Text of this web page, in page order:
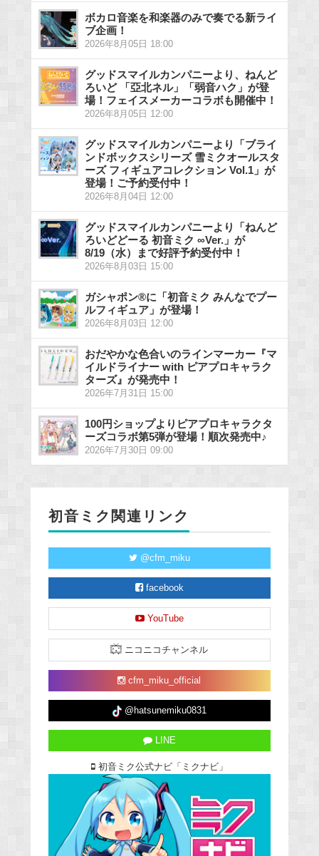
ボカロ音楽を和楽器のみで奏でる新ライ
ブ企画！
2026年8月05日 18:00
グッドスマイルカンパニーより、ねんど
ろいど 「亞北ネル」「弱音ハク」が登
場！フェイスメーカーコラボも開催中！
2026年8月05日 12:00
グッドスマイルカンパニーより「ブライ
ンドボックスシリーズ 雪ミクオールスタ
ーズ フィギュアコレクション Vol.1」が
登場！ご予約受付中！
2026年8月04日 12:00
グッドスマイルカンパニーより「ねんど
ろいどどーる 初音ミク ∞Ver.」が
8/19（水）まで好評予約受付中！
2026年8月03日 15:00
ガシャポン®に「初音ミク みんなでプー
ルフィギュア」が登場！
2026年8月03日 12:00
おだやかな色合いのラインマーカー『マ
イルドライナー with ピアプロキャラク
ターズ』が発売中！
2026年7月31日 15:00
100円ショップよりピアプロキャラクタ
ーズコラボ第5弾が登場！順次発売中♪
2026年7月30日 09:00
初音ミク関連リンク
@cfm_miku
facebook
YouTube
ニコニコチャンネル
cfm_miku_official
@hatsunemiku0831
LINE
初音ミク公式ナビ「ミクナビ」